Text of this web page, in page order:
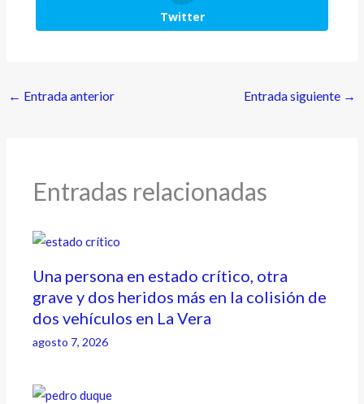
Twitter
← Entrada anterior Entrada siguiente →
Entradas relacionadas
Una persona en estado crítico, otra
grave y dos heridos más en la colisión de
dos vehículos en La Vera
agosto 7, 2026